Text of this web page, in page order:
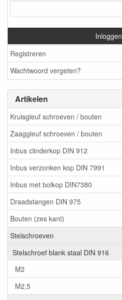
Inloggen
Registreren
Wachtwoord vergeten?
Artikelen
Kruisgleuf schroeven / bouten
Zaaggleuf schroeven / bouten
Inbus clinderkop DIN 912
Inbus verzonken kop DIN 7991
Inbus met bolkop DIN7380
Draadstangen DIN 975
Bouten (zes kant)
Stelschroeven
Stelschroef blank staal DIN 916
M2
M2,5